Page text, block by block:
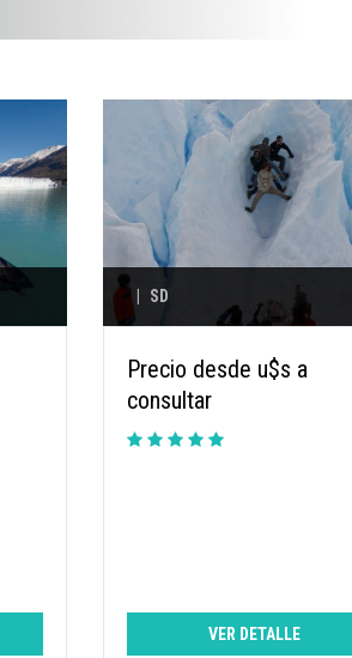
SD
Precio desde u$s a
consultar
VER DETALLE